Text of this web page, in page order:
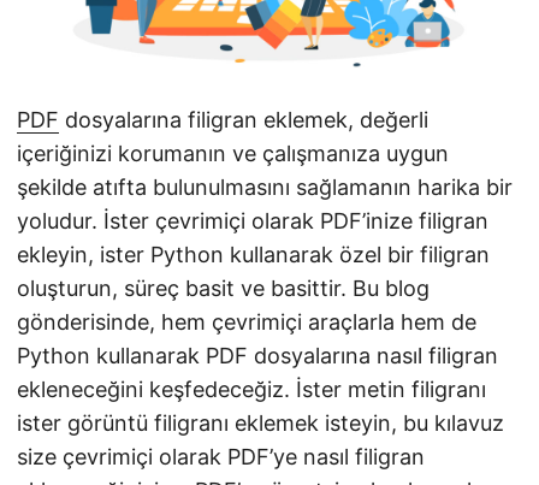
PDF dosyalarına filigran eklemek, değerli
içeriğinizi korumanın ve çalışmanıza uygun
şekilde atıfta bulunulmasını sağlamanın harika bir
yoludur. İster çevrimiçi olarak PDF’inize filigran
ekleyin, ister Python kullanarak özel bir filigran
oluşturun, süreç basit ve basittir. Bu blog
gönderisinde, hem çevrimiçi araçlarla hem de
Python kullanarak PDF dosyalarına nasıl filigran
ekleneceğini keşfedeceğiz. İster metin filigranı
ister görüntü filigranı eklemek isteyin, bu kılavuz
size çevrimiçi olarak PDF’ye nasıl filigran